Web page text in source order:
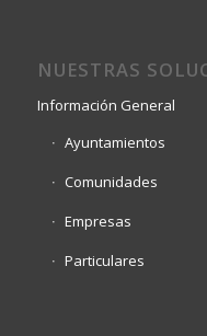
NUESTRAS
Información General
Ayuntamientos
Comunidades
Empresas
Particulares